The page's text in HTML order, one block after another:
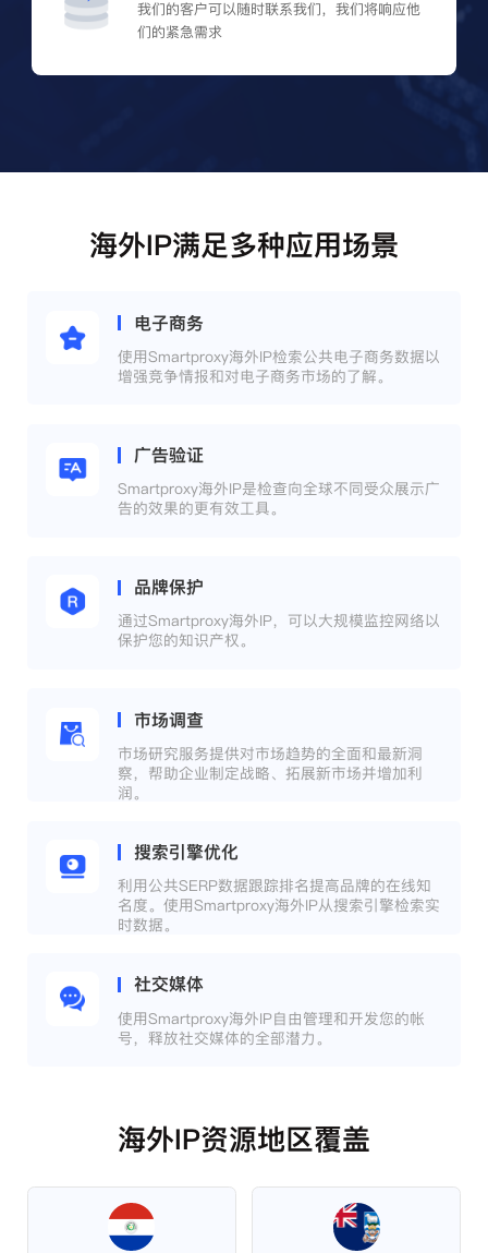
我们的客户可以随时联系我们，我们将响应他
们的紧急需求
海外IP满足多种应用场景
电子商务
使用Smartproxy海外IP检索公共电子商务数据以
增强竞争情报和对电子商务市场的了解。
广告验证
Smartproxy海外IP是检查向全球不同受众展示广
告的效果的更有效工具。
品牌保护
通过Smartproxy海外IP，可以大规模监控网络以
保护您的知识产权。
市场调查
市场研究服务提供对市场趋势的全面和最新洞
察，帮助企业制定战略、拓展新市场并增加利
润。
搜索引擎优化
利用公共SERP数据跟踪排名提高品牌的在线知
名度。使用Smartproxy海外IP从搜索引擎检索实
时数据。
社交媒体
使用Smartproxy海外IP自由管理和开发您的帐
号，释放社交媒体的全部潜力。
海外IP资源地区覆盖